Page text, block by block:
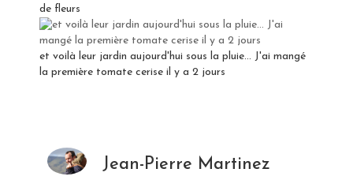
de fleurs
et voilà leur jardin aujourd'hui sous la pluie... J'ai mangé
la première tomate cerise il y a 2 jours
Jean-Pierre Martinez